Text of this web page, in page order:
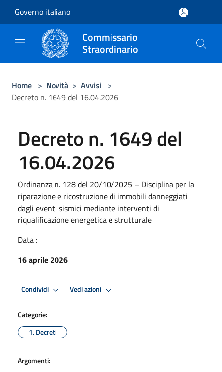
Governo italiano
Commissario
Straordinario
Home > Novità > Avvisi >
Decreto n. 1649 del 16.04.2026
Decreto n. 1649 del
16.04.2026
Ordinanza n. 128 del 20/10/2025 – Disciplina per la
riparazione e ricostruzione di immobili danneggiati
dagli eventi sismici mediante interventi di
riqualificazione energetica e strutturale
Data :
16 aprile 2026
Condividi Vedi azioni
Categorie:
1. Decreti
Argomenti: